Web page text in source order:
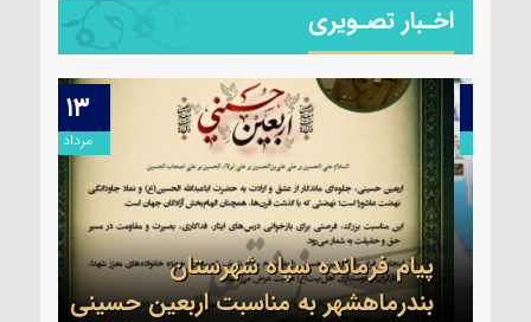
اخـبار تصـویری
۱۳
مرداد
پیام فرمانده سپاه شهرستان
بندرماهشهر به مناسبت اربعین حسینی